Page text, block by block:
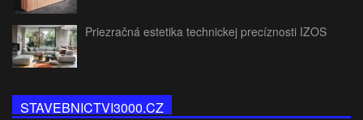
Priezračná estetika technickej precíznosti IZOS
STAVEBNICTVI3000.CZ